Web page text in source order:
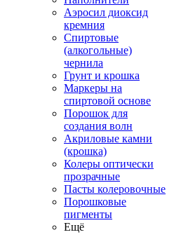
Аэросил диоксид
кремния
Спиртовые
(алкогольные)
чернила
Грунт и крошка
Маркеры на
спиртовой основе
Порошок для
создания волн
Акриловые камни
(крошка)
Колеры оптически
прозрачные
Пасты колеровочные
Порошковые
пигменты
Ещё